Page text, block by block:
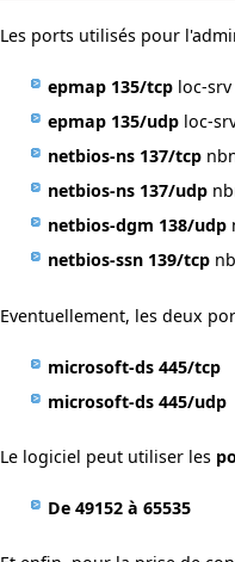
Les ports utilisés pour
epmap 135/tcp loc-
epmap 135/udp loc-
netbios-ns 137/tcp
netbios-ns 137/udp
netbios-dgm 138/udp
netbios-ssn 139/tcp
Eventuellement, les deux
microsoft-ds 445/tcp
microsoft-ds445/udp
Le logiciel peut utiliser les
De 49152 à 65535